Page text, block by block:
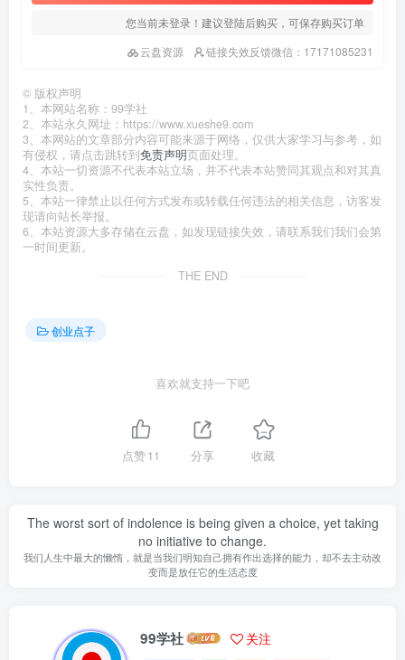
您当前未登录！建议登陆后购买，可保存购买订单
云盘资源
链接失效反馈微信：17171085231
© 版权声明
1、本网站名称：99学社
2、本站永久网址：https://www.xueshe9.com
3、本网站的文章部分内容可能来源于网络，仅供大家学习与参考，如
有侵权，请点击跳转到免责声明页面处理。
4、本站一切资源不代表本站立场，并不代表本站赞同其观点和对其真
实性负责。
5、本站一律禁止以任何方式发布或转载任何违法的相关信息，访客发
现请向站长举报。
6、本站资源大多存储在云盘，如发现链接失效，请联系我们我们会第
一时间更新。
THE END
创业点子
喜欢就支持一下吧
点赞11 分享 收藏
The worst sort of indolence is being given a choice, yet taking
no initiative to change.
我们人生中最大的懒惰，就是当我们明知自己拥有作出选择的能力，却不去主动改
变而是放任它的生活态度
99学社 关注